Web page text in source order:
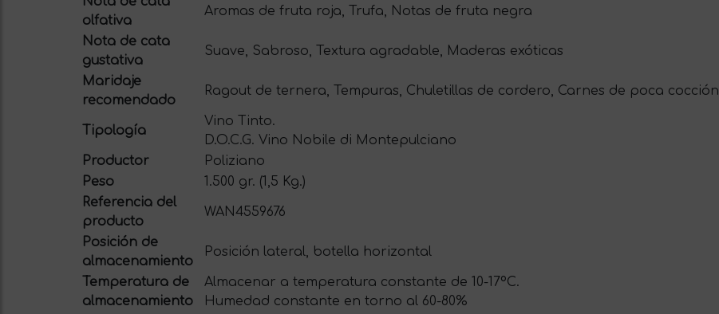
olfativa
Aromas de fruta roja, Trufa, Notas de fruta negra
Nota de cata
gustativa
Suave, Sabroso, Textura agradable, Maderas exóticas
Maridaje
recomendado
Ragout de ternera, Tempuras, Chuletillas de cordero, Carnes de poca cocción
Tipología
Vino Tinto.
D.O.C.G. Vino Nobile di Montepulciano
Productor
Poliziano
Peso
1.500 gr. (1,5 Kg.)
Referencia del
producto
WAN4559676
Posición de
almacenamiento
Posición lateral, botella horizontal
Temperatura de
almacenamiento
Almacenar a temperatura constante de 10-17ºC.
Humedad constante en torno al 60-80%